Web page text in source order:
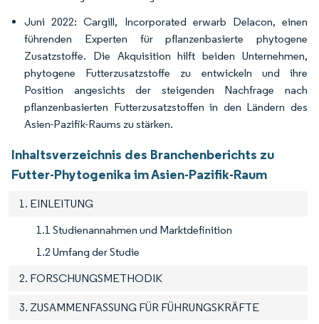
Juni 2022: Cargill, Incorporated erwarb Delacon, einen
führenden Experten für pflanzenbasierte phytogene
Zusatzstoffe. Die Akquisition hilft beiden Unternehmen,
phytogene Futterzusatzstoffe zu entwickeln und ihre
Position angesichts der steigenden Nachfrage nach
pflanzenbasierten Futterzusatzstoffen in den Ländern des
Asien-Pazifik-Raums zu stärken.
Inhaltsverzeichnis des Branchenberichts zu
Futter-Phytogenika im Asien-Pazifik-Raum
1. EINLEITUNG
1.1 Studienannahmen und Marktdefinition
1.2 Umfang der Studie
2. FORSCHUNGSMETHODIK
3. ZUSAMMENFASSUNG FÜR FÜHRUNGSKRÄFTE